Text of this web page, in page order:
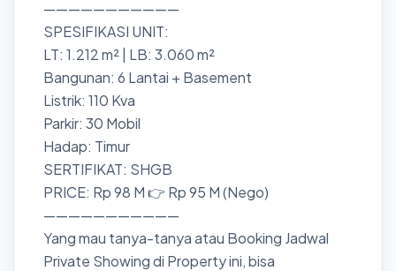
———————————
SPESIFIKASI UNIT:
LT: 1.212 m² | LB: 3.060 m²
Bangunan: 6 Lantai + Basement
Listrik: 110 Kva
Parkir: 30 Mobil
Hadap: Timur
SERTIFIKAT: SHGB
PRICE: Rp 98 M 👉 Rp 95 M (Nego)
———————————
Yang mau tanya-tanya atau Booking Jadwal
Private Showing di Property ini, bisa